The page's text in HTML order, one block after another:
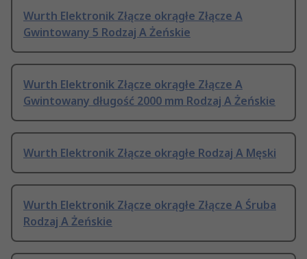
Wurth Elektronik Złącze okrągłe Złącze A
Gwintowany 5 Rodzaj A Żeńskie
Wurth Elektronik Złącze okrągłe Złącze A
Gwintowany długość 2000 mm Rodzaj A Żeńskie
Wurth Elektronik Złącze okrągłe Rodzaj A Męski
Wurth Elektronik Złącze okrągłe Złącze A Śruba
Rodzaj A Żeńskie